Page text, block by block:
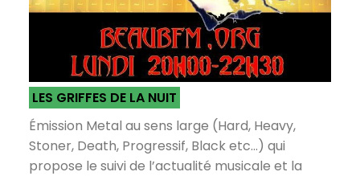
LES GRIFFES DE LA NUIT
Émission Metal au sens large (Hard, Heavy,
Stoner, Death, Progressif, Black etc...) qui
propose le suivi de l’actualité musicale et la